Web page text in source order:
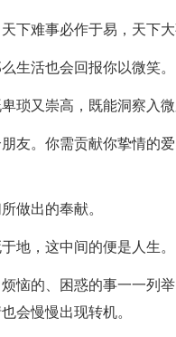
下难事必作于易，天下大
生活也会回报你以微笑。
卑琐又崇高，既能洞察入
友。你需贡献你挚情的
做出的奉献。
地，这中间的便是人生。
恼的、困惑的事一一列
会慢慢出现转机。